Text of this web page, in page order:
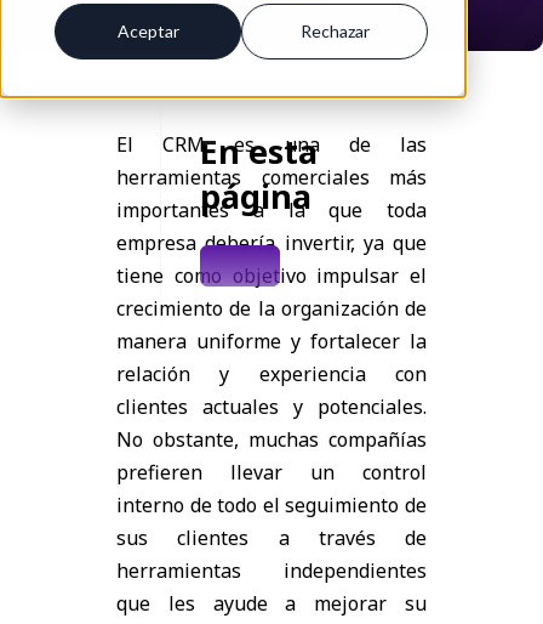
Aceptar Rechazar
El CRM es una de las
herramientas comerciales más
importantes a la que toda
empresa debería invertir, ya que
tiene como objetivo impulsar el
crecimiento de la organización de
manera uniforme y fortalecer la
relación y experiencia con
clientes actuales y potenciales.
No obstante, muchas compañías
prefieren llevar un control
interno de todo el seguimiento de
sus clientes a través de
herramientas independientes
que les ayude a mejorar su
En esta
página